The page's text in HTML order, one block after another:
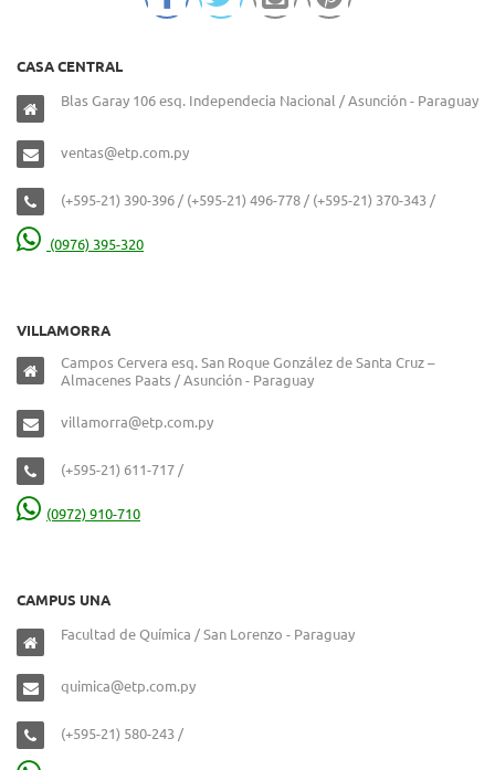
CASA CENTRAL
Blas Garay 106 esq. Independecia Nacional / Asunción - Paraguay
ventas@etp.com.py
(+595-21) 390-396 / (+595-21) 496-778 / (+595-21) 370-343 /
(0976) 395-320
VILLAMORRA
Campos Cervera esq. San Roque González de Santa Cruz –
Almacenes Paats / Asunción - Paraguay
villamorra@etp.com.py
(+595-21) 611-717 /
(0972) 910-710
CAMPUS UNA
Facultad de Química / San Lorenzo - Paraguay
quimica@etp.com.py
(+595-21) 580-243 /